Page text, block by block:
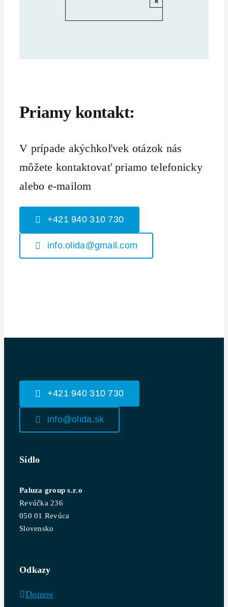
Priamy kontakt:
V prípade akýchkoľvek otázok nás
môžete kontaktovať priamo telefonicky
alebo e-mailom
+421 940 310 730
info.olida@gmail.com
+421 940 310 730
info@olida.sk
Sídlo
Paluza group s.r.o
Revúčka 236
050 01 Revúca
Slovensko
Odkazy
Domov